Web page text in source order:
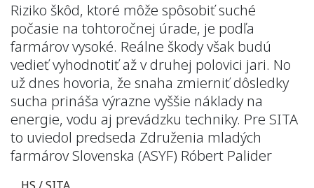
Riziko škôd, ktoré môže spôsobiť suché
počasie na tohtoročnej úrade, je podľa
farmárov vysoké. Reálne škody však budú
vedieť vyhodnotiť až v druhej polovici jari. No
už dnes hovoria, že snaha zmierniť dôsledky
sucha prináša výrazne vyššie náklady na
energie, vodu aj prevádzku techniky. Pre SITA
to uviedol predseda Združenia mladých
farmárov Slovenska (ASYF) Róbert Palider